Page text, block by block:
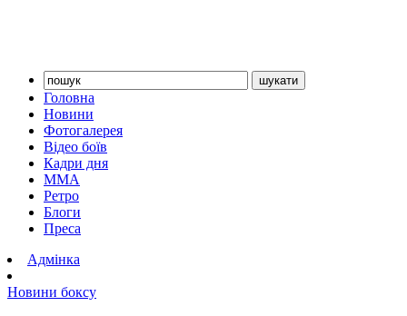
Головна
Новини
Фотогалерея
Відео боїв
Кадри дня
ММА
Ретро
Блоги
Преса
Адмінка
Новини боксу